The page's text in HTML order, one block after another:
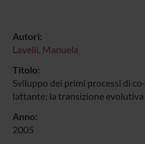
Autori:
Lavelli, Manuela
Titolo:
Sviluppo dei primi processi di
lattante: la transizione evolutiva
Anno:
2005